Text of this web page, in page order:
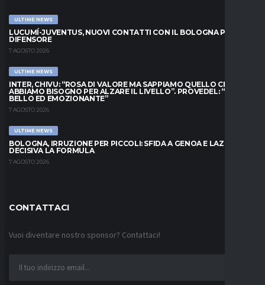
ULTIME NEWS
LUCUMÍ-JUVENTUS, NUOVI CONTATTI CON IL BOLOGNA PER IL
DIFENSORE
7 AGOSTO 2026
ULTIME NEWS
INTER, CHIVU: “ROSA DI VALORE MA SAPPIAMO QUELLO CHE
ABBIAMO BISOGNO PER ALZARE IL LIVELLO”. PROVEDEL: “MESE
BELLO ED EMOZIONANTE”
7 AGOSTO 2026
ULTIME NEWS
BOLOGNA, IRRUZIONE PER PICCOLI: SFIDA A GENOA E LAZIO,
DECISIVA LA FORMULA
7 AGOSTO 2026
CONTATTACI
Vuoi diventare nostro sponsor? Contattaci!